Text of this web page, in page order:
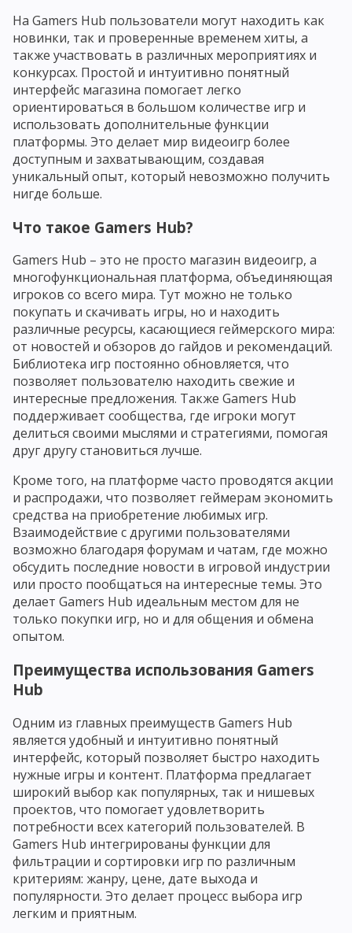
На Gamers Hub пользователи могут находить как
новинки, так и проверенные временем хиты, а
также участвовать в различных мероприятиях и
конкурсах. Простой и интуитивно понятный
интерфейс магазина помогает легко
ориентироваться в большом количестве игр и
использовать дополнительные функции
платформы. Это делает мир видеоигр более
доступным и захватывающим, создавая
уникальный опыт, который невозможно получить
нигде больше.
Что такое Gamers Hub?
Gamers Hub – это не просто магазин видеоигр, а
многофункциональная платформа, объединяющая
игроков со всего мира. Тут можно не только
покупать и скачивать игры, но и находить
различные ресурсы, касающиеся геймерского мира:
от новостей и обзоров до гайдов и рекомендаций.
Библиотека игр постоянно обновляется, что
позволяет пользователю находить свежие и
интересные предложения. Также Gamers Hub
поддерживает сообщества, где игроки могут
делиться своими мыслями и стратегиями, помогая
друг другу становиться лучше.
Кроме того, на платформе часто проводятся акции
и распродажи, что позволяет геймерам экономить
средства на приобретение любимых игр.
Взаимодействие с другими пользователями
возможно благодаря форумам и чатам, где можно
обсудить последние новости в игровой индустрии
или просто пообщаться на интересные темы. Это
делает Gamers Hub идеальным местом для не
только покупки игр, но и для общения и обмена
опытом.
Преимущества использования Gamers
Hub
Одним из главных преимуществ Gamers Hub
является удобный и интуитивно понятный
интерфейс, который позволяет быстро находить
нужные игры и контент. Платформа предлагает
широкий выбор как популярных, так и нишевых
проектов, что помогает удовлетворить
потребности всех категорий пользователей. В
Gamers Hub интегрированы функции для
фильтрации и сортировки игр по различным
критериям: жанру, цене, дате выхода и
популярности. Это делает процесс выбора игр
легким и приятным.